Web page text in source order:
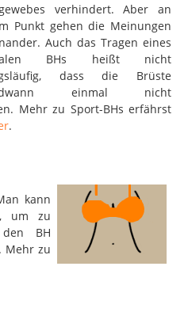
verhindert. Aber an
Punkt gehen die Meinungen
Auch das Tragen eines
BHs heißt nicht
dass die Brüste
einmal nicht
Mehr zu Sport-BHs erfährst
.
kann
um zu
BH
Mehr zu